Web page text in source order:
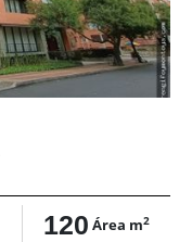
120 Área m2